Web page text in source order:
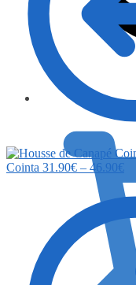
€
Cointa 31.90€ – 46.90€